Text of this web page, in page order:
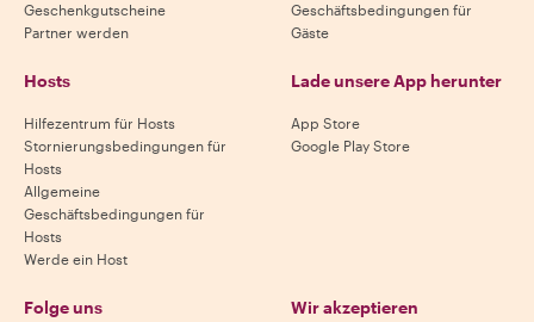
Geschenkgutscheine
Partner werden
Geschäftsbedingungen für
Gäste
Hosts
Hilfezentrum für Hosts
Stornierungsbedingungen für
Hosts
Allgemeine
Geschäftsbedingungen für
Hosts
Werde ein Host
Lade unsere App herunter
App Store
Google Play Store
Folge uns Wir akzeptieren